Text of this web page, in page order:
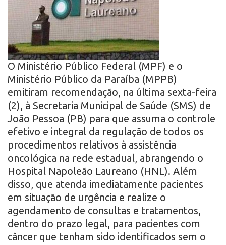
O Ministério Público Federal (MPF) e o
Ministério Público da Paraíba (MPPB)
emitiram recomendação, na última sexta-feira
(2), à Secretaria Municipal de Saúde (SMS) de
João Pessoa (PB) para que assuma o controle
efetivo e integral da regulação de todos os
procedimentos relativos à assistência
oncológica na rede estadual, abrangendo o
Hospital Napoleão Laureano (HNL). Além
disso, que atenda imediatamente pacientes
em situação de urgência e realize o
agendamento de consultas e tratamentos,
dentro do prazo legal, para pacientes com
câncer que tenham sido identificados sem o